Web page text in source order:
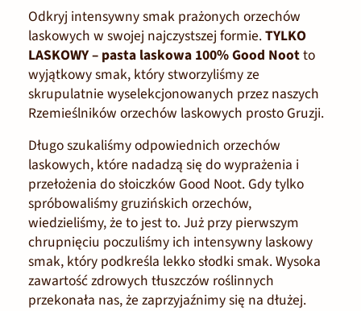
Odkryj intensywny smak prażonych orzechów
laskowych w swojej najczystszej formie.TYLKO
LASKOWY– pasta laskowa 100% Good Nootto
wyjątkowy smak, który stworzyliśmy ze
skrupulatnie wyselekcjonowanych przez naszych
Rzemieślników orzechów laskowych prosto Gruzji.
Długo szukaliśmy odpowiednich orzechów
laskowych, które nadadzą się do wyprażenia i
przełożenia do słoiczków Good Noot. Gdy tylko
spróbowaliśmy gruzińskich orzechów,
wiedzieliśmy, że to jest to. Już przy pierwszym
chrupnięciu poczuliśmy ich intensywny laskowy
smak, który podkreśla lekko słodki smak. Wysoka
zawartość zdrowych tłuszczów roślinnych
przekonała nas, że zaprzyjaźnimy się na dłużej.